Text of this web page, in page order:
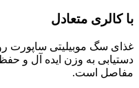
با کالری متعادل
غذای سگ موبیلیتی ساپورت
دستیابی به وزن ایده آل و
مفاصل است.